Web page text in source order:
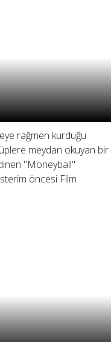
rağmen kurduğu
meydan okuyan bir
"Moneyball"
öncesi Film